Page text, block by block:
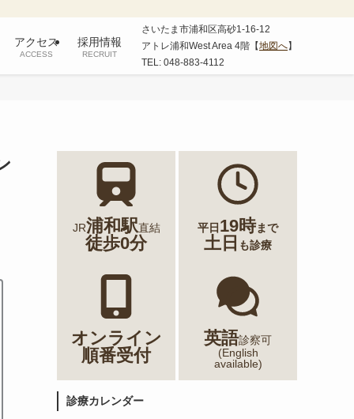
アクセス
ACCESS
採用情報
RECRUIT
さいたま市浦和区高砂1-16-12
アトレ浦和West Area 4階【地図へ】
TEL: 048-883-4112
JR浦和駅直結
徒歩0分
平日 19時まで
土日 も診療
オンライン
順番受付
英語診察可
(English
available)
診療カレンダー